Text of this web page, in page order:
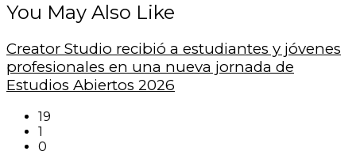
You May Also Like
Creator Studio recibió a estudiantes y jóvenes
profesionales en una nueva jornada de
Estudios Abiertos 2026
19
1
0